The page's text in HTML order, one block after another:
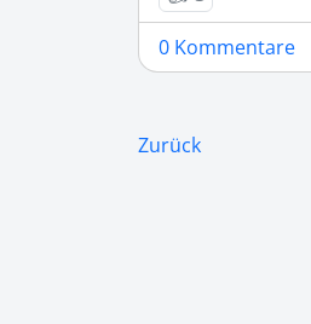
0 Kommentare
Zurück